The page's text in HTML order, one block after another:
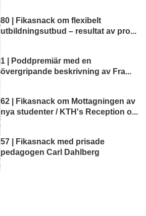
80 | Fikasnack om flexibelt
utbildningsutbud – resultat av pro...
1 | Poddpremiär med en
övergripande beskrivning av Fra...
62 | Fikasnack om Mottagningen av
nya studenter / KTH's Reception o...
57 | Fikasnack med prisade
pedagogen Carl Dahlberg